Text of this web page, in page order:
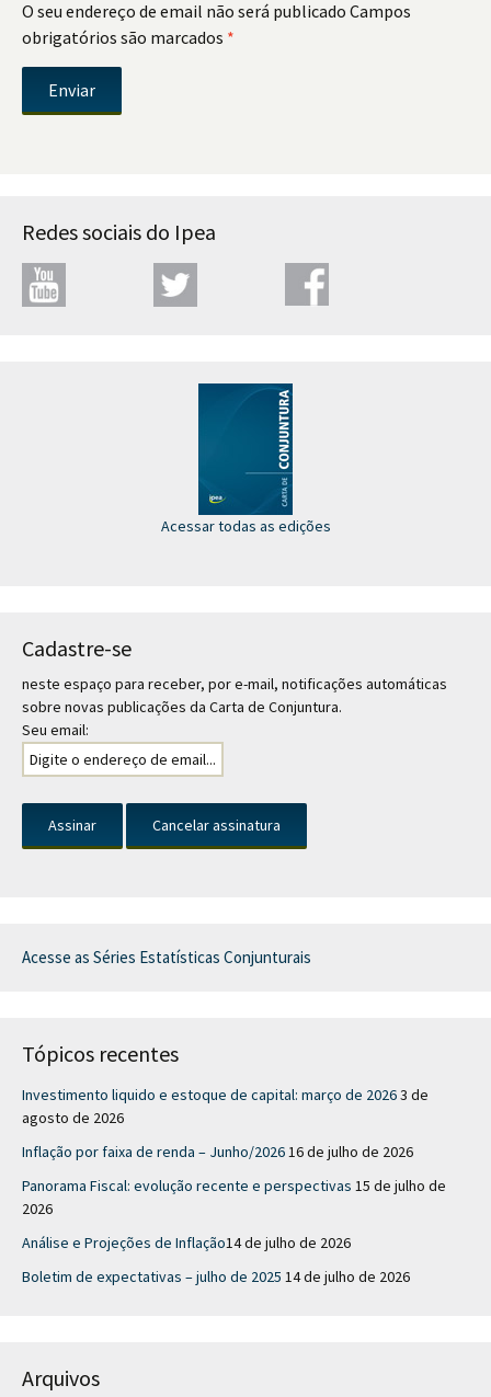
O seu endereço de email não será publicado Campos
obrigatórios são marcados *
Redes sociais do Ipea
Acessar todas as edições
Cadastre-se
neste espaço para receber, por e-mail, notificações automáticas
sobre novas publicações da Carta de Conjuntura.
Seu email:
Acesse as Séries Estatísticas Conjunturais
Tópicos recentes
Investimento liquido e estoque de capital: março de 20263 de
agosto de 2026
Inflação por faixa de renda – Junho/202616 de julho de 2026
Panorama Fiscal: evolução recente e perspectivas 15 de julho de
2026
Análise e Projeções de Inflação​14 de julho de 2026
Boletim de expectativas – julho de 2025 14 de julho de 2026
Arquivos